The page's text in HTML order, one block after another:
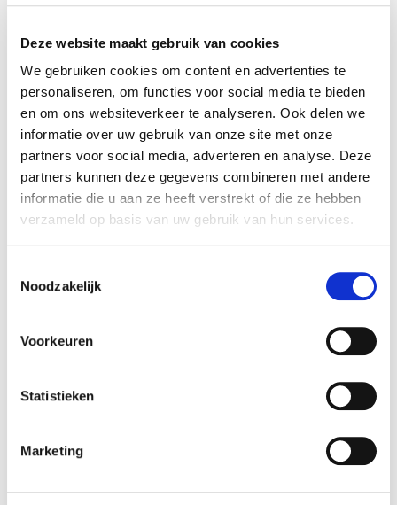
Deze website maakt gebruik van cookies
We gebruiken cookies om content en advertenties te
personaliseren, om functies voor social media te bieden
en om ons websiteverkeer te analyseren. Ook delen we
informatie over uw gebruik van onze site met onze
partners voor social media, adverteren en analyse. Deze
partners kunnen deze gegevens combineren met andere
informatie die u aan ze heeft verstrekt of die ze hebben
verzameld op basis van uw gebruik van hun services.
Noodzakelijk
Voorkeuren
Statistieken
Marketing
Technische voordelen
De elektrische actuatoren bieden de volgende voordelen
– Dikkere zuigerstang qua diameter en wanddikte voor
meer kracht en snelheid uit een compacte unit
– Grotere kogelomloopspindels in een compacter
formaat
– Elektrische actuator met geïntegreerde loadcell
– Compleet pakket vanaf 1 leverancier, productie in Italië
Drives
CanOpen, Profinet en Ethercat protocol. Daarnaast zijn